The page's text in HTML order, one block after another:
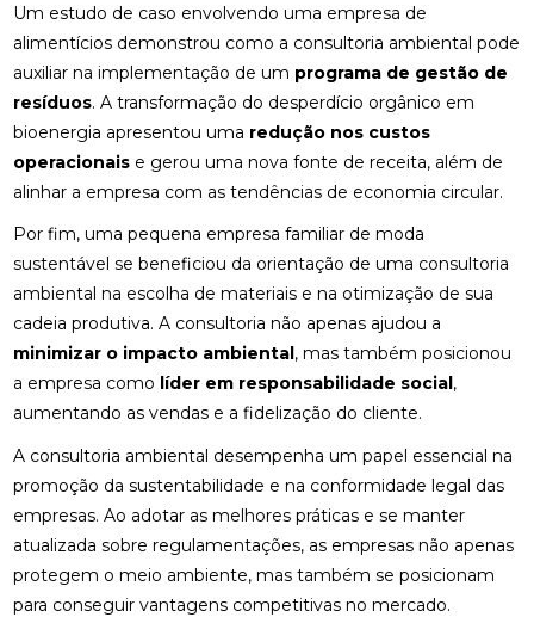
Um estudo de caso envolvendo uma empresa de
alimentícios demonstrou como a consultoria ambiental pode
auxiliar na implementação de um programa de gestão de
resíduos. A transformação do desperdício orgânico em
bioenergia apresentou uma redução nos custos
operacionaise gerou uma nova fonte de receita, além de
alinhar a empresa com as tendências de economia circular.
Por fim, uma pequena empresa familiar de moda
sustentável se beneficiou da orientação de uma consultoria
ambiental na escolha de materiais e na otimização de sua
cadeia produtiva. A consultoria não apenas ajudou a
minimizar o impacto ambiental, mas também posicionou
a empresa como líder em responsabilidade social,
aumentando as vendas e a fidelização do cliente.
A consultoria ambiental desempenha um papel essencial na
promoção da sustentabilidade e na conformidade legal das
empresas. Ao adotar as melhores práticas e se manter
atualizada sobre regulamentações, as empresas não apenas
protegem o meio ambiente, mas também se posicionam
para conseguir vantagens competitivas no mercado.